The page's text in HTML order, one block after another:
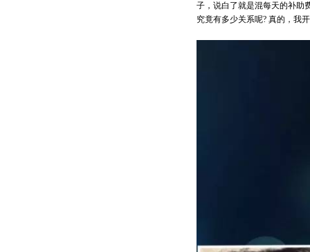
子，说白了就是混每天的补助
究竟有多少关系呢? 真的，